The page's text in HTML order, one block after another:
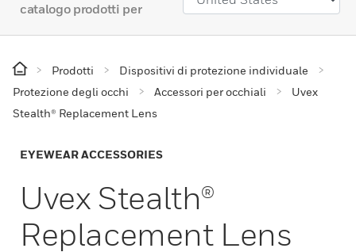
catalogo prodotti per
Prodotti
Dispositivi di protezione individuale
Protezione degli occhi
Accessori per occhiali
Uvex
Stealth® Replacement Lens
EYEWEAR ACCESSORIES
Uvex Stealth®
Replacement Lens